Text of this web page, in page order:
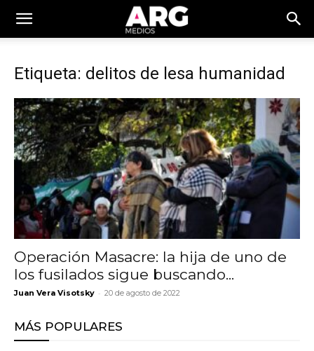
Etiqueta: delitos de lesa humanidad
Operación Masacre: la hija de uno de
los fusilados sigue buscando...
Juan Vera Visotsky - 20 de agosto de 2022
MÁS POPULARES